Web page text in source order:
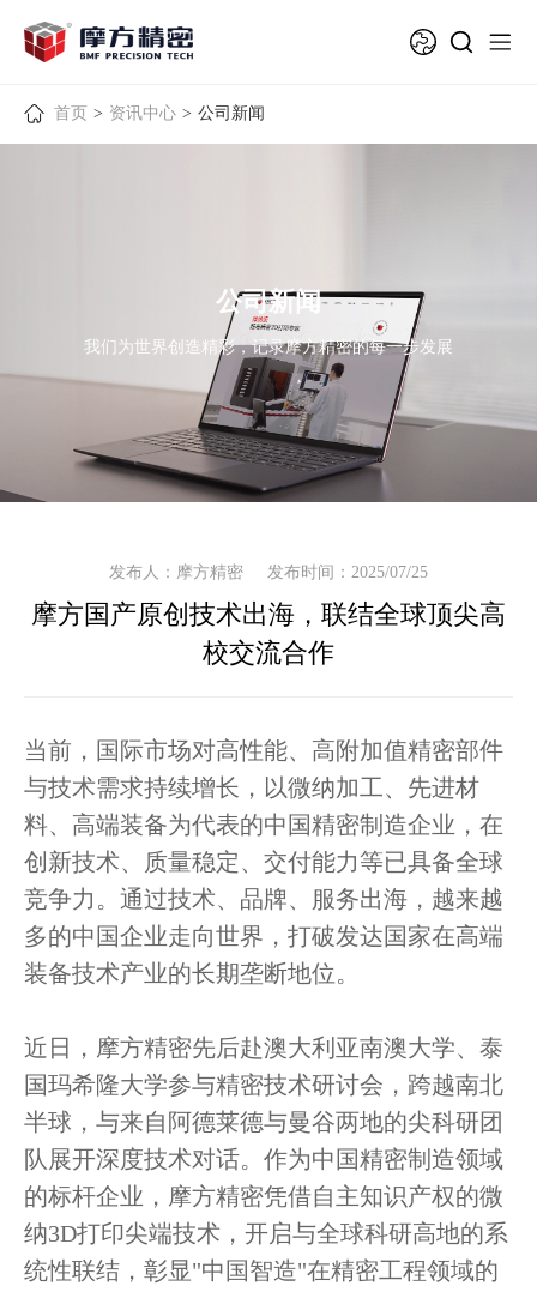
首页 > 资讯中心 > 公司新闻
公司新闻
我们为世界创造精彩，记录摩方精密的每一步发展
发布人：摩方精密 发布时间：2025/07/25
摩方国产原创技术出海，联结全球顶尖高
校交流合作
当前，国际市场对高性能、高附加值精密部件
与技术需求持续增长，以微纳加工、先进材
料、高端装备为代表的中国精密制造企业，在
创新技术、质量稳定、交付能力等已具备全球
竞争力。通过技术、品牌、服务出海，越来越
多的中国企业走向世界，打破发达国家在高端
装备技术产业的长期垄断地位。
近日，摩方精密先后赴澳大利亚南澳大学、泰
国玛希隆大学参与精密技术研讨会，跨越南北
半球，与来自阿德莱德与曼谷两地的尖科研团
队展开深度技术对话。作为中国精密制造领域
的标杆企业，摩方精密凭借自主知识产权的微
纳3D打印尖端技术，开启与全球科研高地的系
统性联结，彰显"中国智造"在精密工程领域的